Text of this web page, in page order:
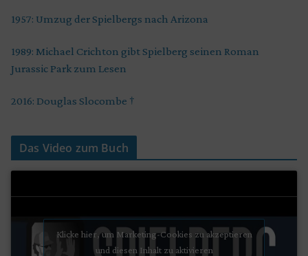
1957: Umzug der Spielbergs nach Arizona
1989: Michael Crichton gibt Spielberg seinen Roman
Jurassic Park zum Lesen
2016: Douglas Slocombe †
Das Video zum Buch
Klicke hier, um Marketing-Cookies zu akzeptieren
und diesen Inhalt zu aktivieren